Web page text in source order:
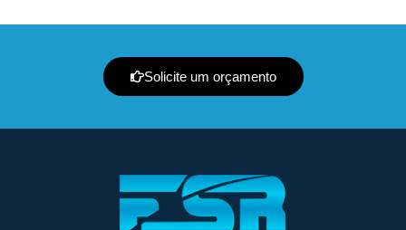
Solicite um orçamento